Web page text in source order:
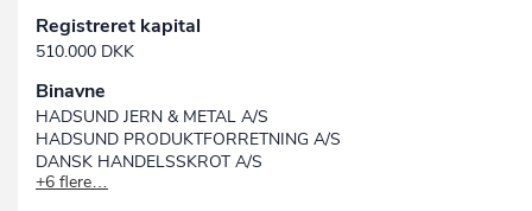
Registreret kapital
510.000 DKK
Binavne
HADSUND JERN & METAL A/S
HADSUND PRODUKTFORRETNING A/S
DANSK HANDELSSKROT A/S
BILFRAGMENTERING A/S
+6 flere…